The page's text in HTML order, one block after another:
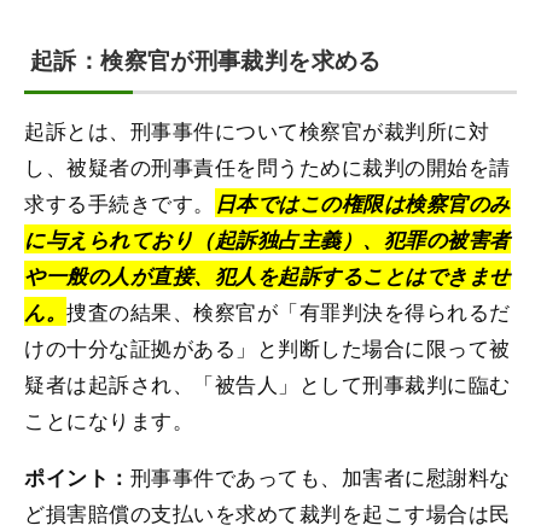
起訴：検察官が刑事裁判を求める
起訴とは、刑事事件について検察官が裁判所に対
し、被疑者の刑事責任を問うために裁判の開始を請
求する手続きです。
日本ではこの権限は検察官のみ
に与えられており（起訴独占主義）、犯罪の被害者
や一般の人が直接、犯人を起訴することはできませ
ん。捜査の結果、検察官が「有罪判決を得られるだ
けの十分な証拠がある」と判断した場合に限って被
疑者は起訴され、「被告人」として刑事裁判に臨む
ことになります。
ポイント： 刑事事件であっても、加害者に慰謝料な
ど損害賠償の支払いを求めて裁判を起こす場合は民